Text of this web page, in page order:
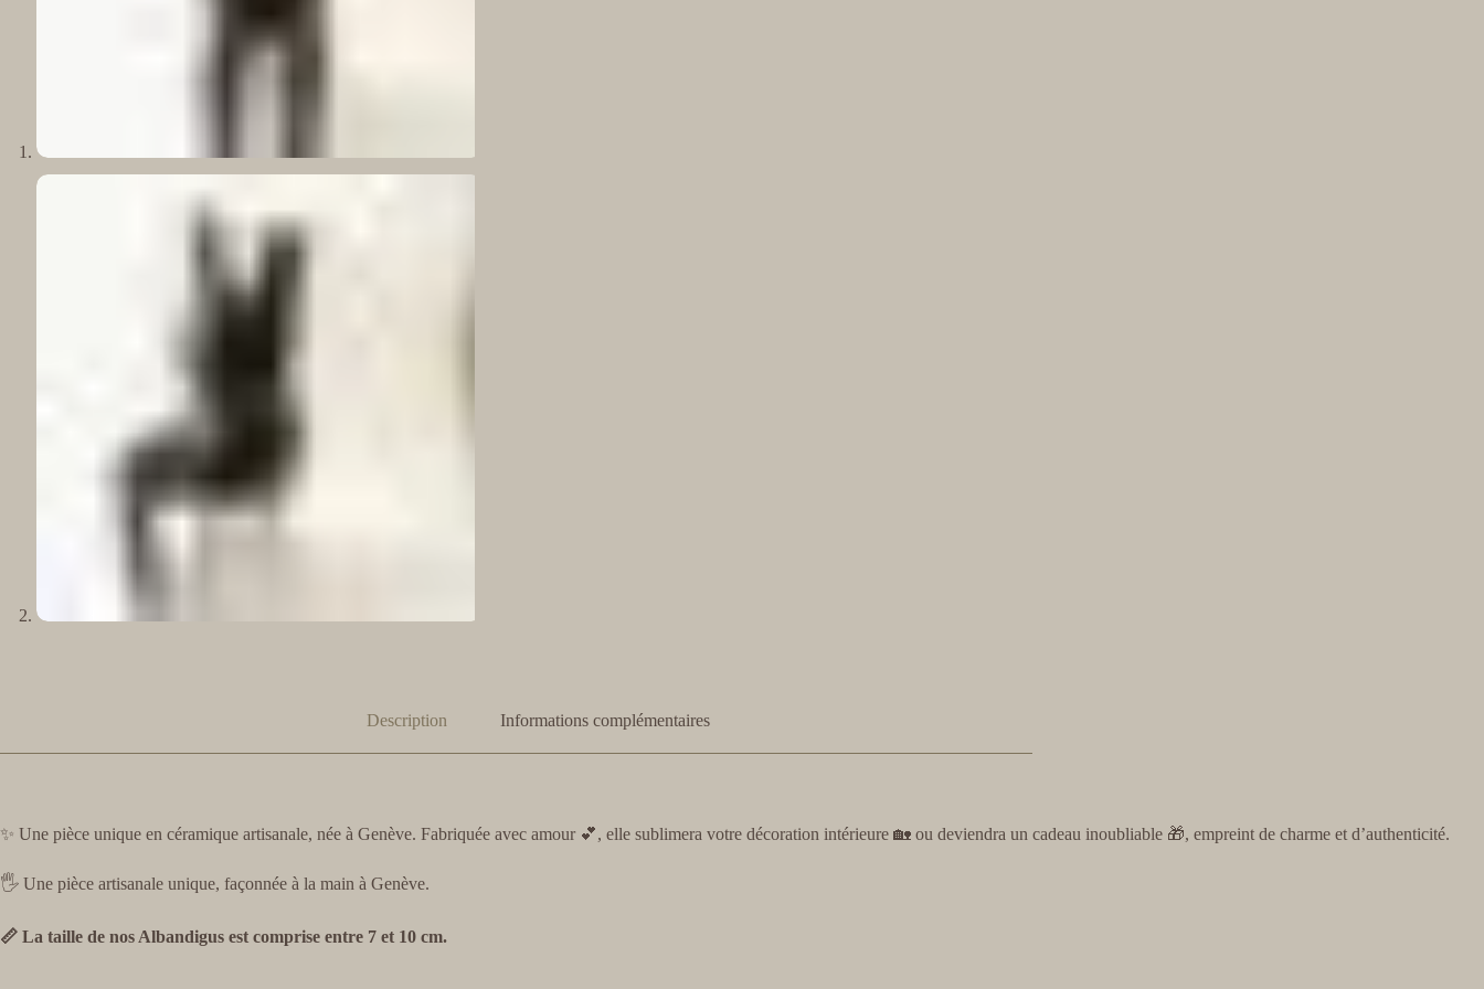
Description Informations complémentaires
✨ Une pièce unique en céramique artisanale, née à Genève. Fabriquée avec amour 💕, elle sublimera votre décoration intérieure 🏡 ou deviendra un cadeau inoubliable 🎁, empreint de charme et d’authenticité.
🖐️ Une pièce artisanale unique, façonnée à la main à Genève.
📏 La taille de nos Albandigus est comprise entre 7 et 10 cm.